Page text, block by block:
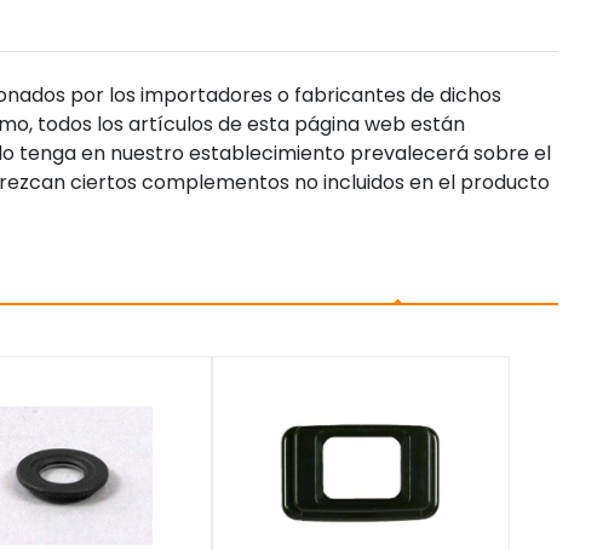
por los importadores o fabricantes de dichos
todos los artículos de esta página web están
tenga en nuestro establecimiento prevalecerá sobre el
ciertos complementos no incluidos en el producto